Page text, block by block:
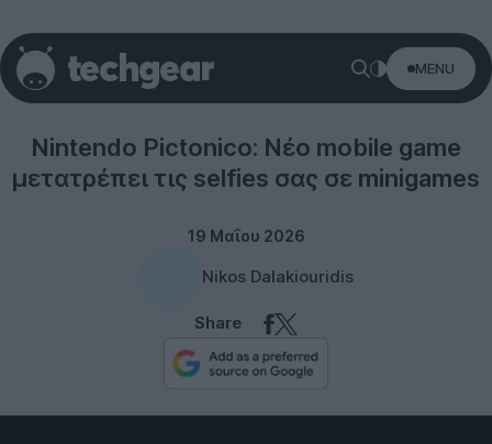
MENU
Nintendo Pictonico: Νέο mobile game
μετατρέπει τις selfies σας σε minigames
19 Μαΐου 2026
Nikos Dalakiouridis
Share